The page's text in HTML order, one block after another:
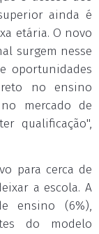
ainda é
etária. O novo
surgem nesse
oportunidades
no ensino
mercado de
qualificação",
para cerca de
a escola. A
ensino (6%),
do modelo